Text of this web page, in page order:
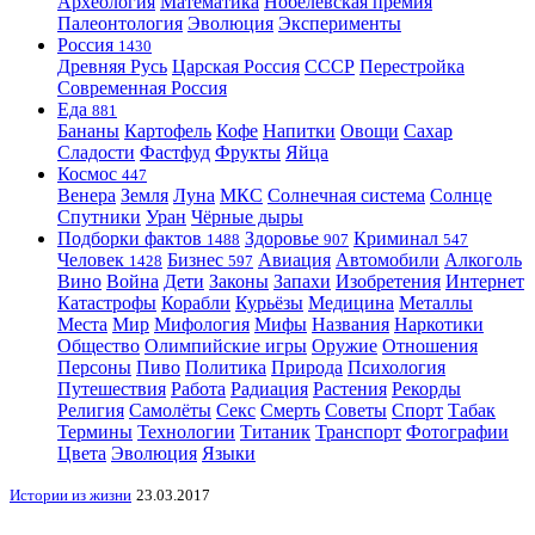
Палеонтология Эволюция Эксперименты
Россия 1430
Древняя Русь Царская Россия СССР Перестройка
Современная Россия
Еда 881
Бананы Картофель Кофе Напитки Овощи Сахар
Сладости Фастфуд Фрукты Яйца
Космос 447
Венера Земля Луна МКС Солнечная система Солнце
Спутники Уран Чёрные дыры
Подборки фактов 1488 Здоровье 907 Криминал 547
Человек 1428 Бизнес 597 Авиация Автомобили Алкоголь
Вино Война Дети Законы Запахи Изобретения Интернет
Катастрофы Корабли Курьёзы Медицина Металлы
Места Мир Мифология Мифы Названия Наркотики
Общество Олимпийские игры Оружие Отношения
Персоны Пиво Политика Природа Психология
Путешествия Работа Радиация Растения Рекорды
Религия Самолёты Секс Смерть Советы Спорт Табак
Термины Технологии Титаник Транспорт Фотографии
Цвета Эволюция Языки
Истории из жизни 23.03.2017